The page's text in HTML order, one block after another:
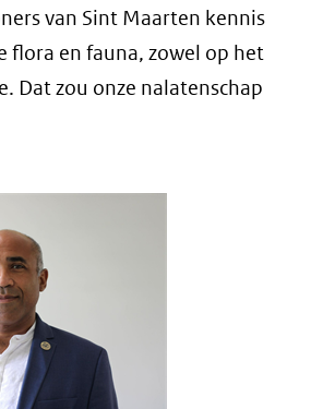
van Sint Maarten kennis
flora en fauna, zowel op het
Dat zou onze nalatenschap